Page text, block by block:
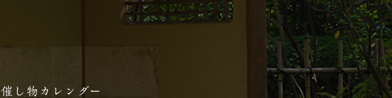
催し物カレンダー